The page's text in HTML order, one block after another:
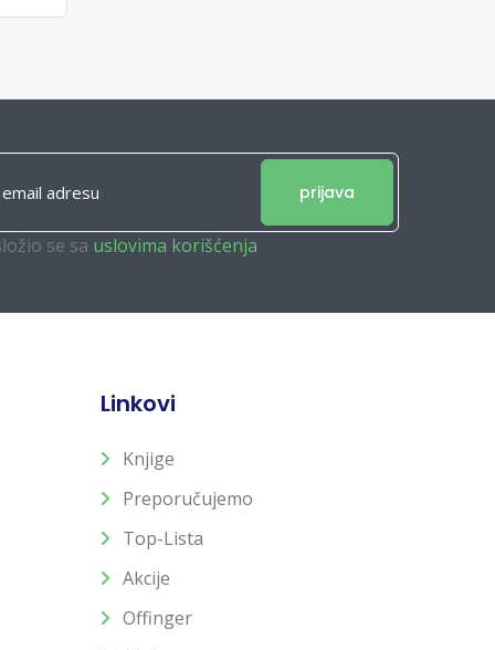
prijava
se sa uslovima korišćenja
Linkovi
Knjige
Preporučujemo
Top-Lista
Akcije
Offinger